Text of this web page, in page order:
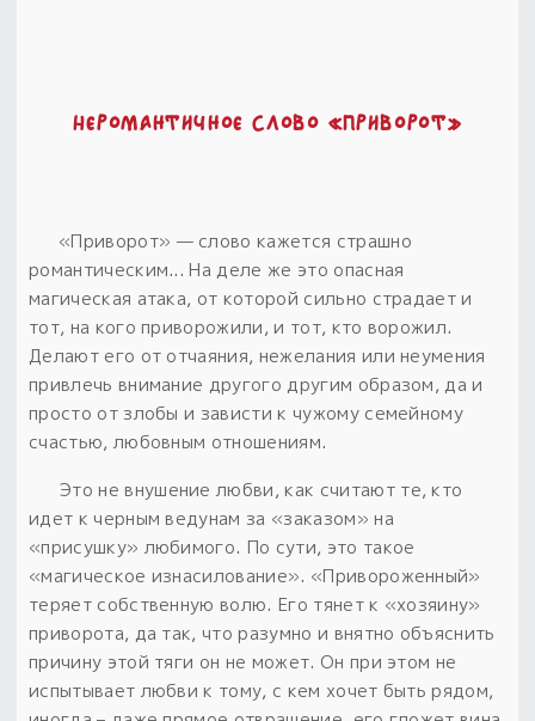
Неромантичное слово «приворот»
«Приворот» — слово кажется страшно
романтическим... На деле же это опасная
магическая атака, от которой сильно страдает и
тот, на кого приворожили, и тот, кто ворожил.
Делают его от отчаяния, нежелания или неумения
привлечь внимание другого другим образом, да и
просто от злобы и зависти к чужому семейному
счастью, любовным отношениям.
Это не внушение любви, как считают те, кто
идет к черным ведунам за «заказом» на
«присушку» любимого. По сути, это такое
«магическое изнасилование». «Привороженный»
теряет собственную волю. Его тянет к «хозяину»
приворота, да так, что разумно и внятно объяснить
причину этой тяги он не может. Он при этом не
испытывает любви к тому, с кем хочет быть рядом,